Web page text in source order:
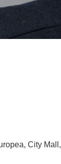
City Mall,